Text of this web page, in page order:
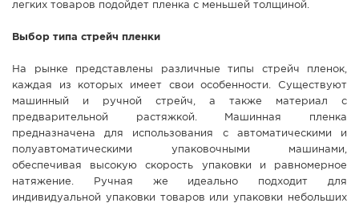
легких товаров подойдет пленка с меньшей толщиной.
Выбор типа стрейч пленки
На рынке представлены различные типы стрейч пленок,
каждая из которых имеет свои особенности. Существуют
машинный и ручной стрейч, а также материал с
предварительной растяжкой. Машинная пленка
предназначена для использования с автоматическими и
полуавтоматическими упаковочными машинами,
обеспечивая высокую скорость упаковки и равномерное
натяжение. Ручная же идеально подходит для
индивидуальной упаковки товаров или упаковки небольших